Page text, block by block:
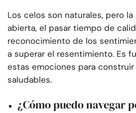
Los celos son naturales, pero
abierta, el pasar tiempo de
reconocimiento de los
a superar el resentimiento. Es
estas emociones para construir
saludables.
¿Cómo puedo navegar